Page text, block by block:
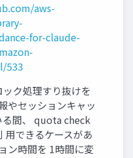
aws-
for-claude-
533
ク処理すり抜けを
やセッションキャッ
る間、 quota check
用できるケースがあ
ン時間を 1時間に変